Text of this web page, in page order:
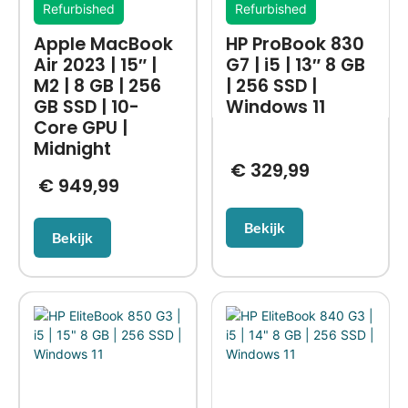
Refurbished
Apple MacBook
Air 2023 | 15″ |
M2 | 8 GB | 256
GB SSD | 10-
Core GPU |
Midnight
€949,99
Bekijk
Refurbished
HP ProBook 830
G7 | i5 | 13″ 8 GB
| 256 SSD |
Windows 11
€ 329,99
Bekijk